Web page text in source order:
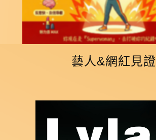
藝人&網紅見證